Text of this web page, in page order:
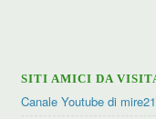
SITI AMICI DA
Canale Youtube di